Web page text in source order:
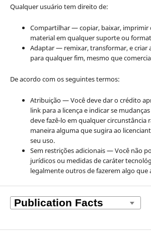
Qualquer usuário tem direito de:
Compartilhar — copiar, baixar, imprimir
material em qualquer suporte ou
Adaptar — remixar, transformar, e criar
para qualquer fim, mesmo que
De acordo com os seguintes termos:
Atribuição — Você deve dar o crédito
link para a licença e indicar se
deve fazê-lo em qualquer circunstância
maneira alguma que sugira ao
seu uso.
Sem restrições adicionais — Você não
jurídicos ou medidas de caráter
legalmente outros de fazerem algo que